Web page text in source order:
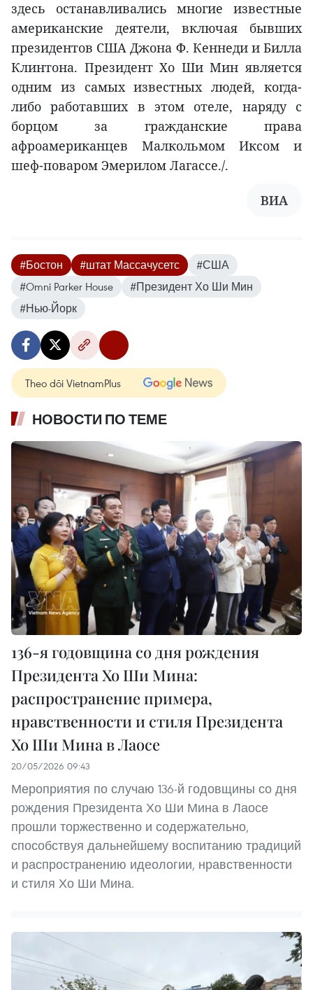
здесь останавливались многие известные
американские деятели, включая бывших
президентов США Джона Ф. Кеннеди и Билла
Клинтона. Президент Хо Ши Мин является
одним из самых известных людей, когда-
либо работавших в этом отеле, наряду с
борцом за гражданские права
афроамериканцев Малкольмом Иксом и
шеф-поваром Эмерилом Лагассе./.
ВИА
#Бостон #штат Массачусетс
#США
#Omni Parker House
#Президент Хо Ши Мин
#Нью-Йорк
Theo dõi VietnamPlus
НОВОСТИ ПО ТЕМЕ
136-я годовщина со дня рождения
Президента Хо Ши Мина:
распространение примера,
нравственности и стиля Президента
Хо Ши Мина в Лаосе
20/05/2026 09:43
Мероприятия по случаю 136-й годовщины со дня
рождения Президента Хо Ши Мина в Лаосе
прошли торжественно и содержательно,
способствуя дальнейшему воспитанию традиций
и распространению идеологии, нравственности
и стиля Хо Ши Мина.